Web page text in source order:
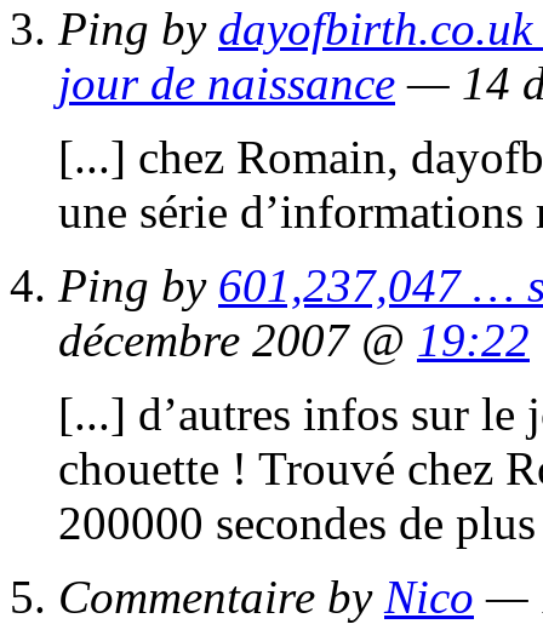
Ping by dayofbirth.co.uk
jour de naissance — 14
[...] chez Romain,
une série
Ping by 601,237,047 …
décembre 2007 @ 19:22
[...] d’autres infos sur le
chouette ! Trouvé chez
200000 secondes de
Commentaire by Nico —